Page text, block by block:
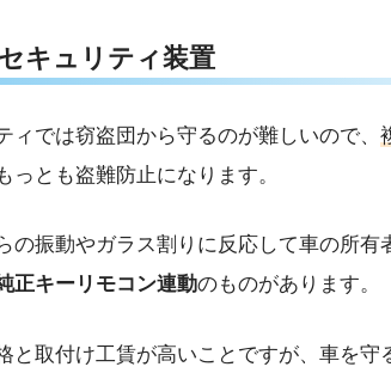
キュリティ装置
ィでは窃盗団から守るのが難しいので、
っとも盗難防止になります。
の振動やガラス割りに反応して車の所有
正キーリモコン連動のものがあります。
と取付け工賃が高いことですが、車を守